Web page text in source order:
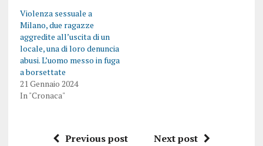
Violenza sessuale a
Milano, due ragazze
aggredite all’uscita di un
locale, una di loro denuncia
abusi. L’uomo messo in fuga
a borsettate
21 Gennaio 2024
In "Cronaca"
Previous post Next post